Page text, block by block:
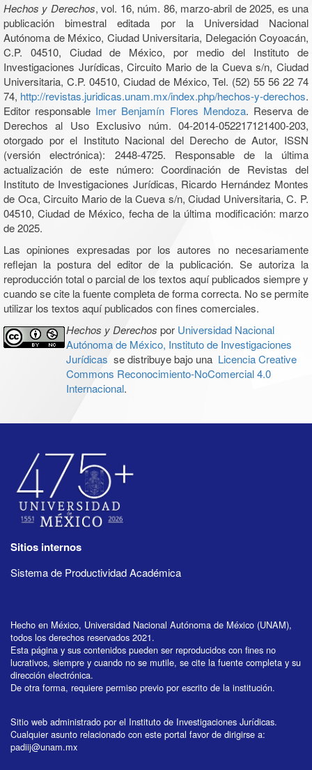
Hechos y Derechos, vol. 16, núm. 86, marzo-abril de 2025, es una
publicación bimestral editada por la Universidad Nacional
Autónoma de México, Ciudad Universitaria, Delegación Coyoacán,
C.P. 04510, Ciudad de México, por medio del Instituto de
Investigaciones Jurídicas, Circuito Mario de la Cueva s/n, Ciudad
Universitaria, C.P. 04510, Ciudad de México, Tel. (52) 55 56 22 74
74, http://revistas.juridicas.unam.mx/index.php/hechos-y-derechos.
Editor responsable Imer Benjamín Flores Mendoza. Reserva de
Derechos al Uso Exclusivo núm. 04-2014-052217121400-203,
otorgado por el Instituto Nacional del Derecho de Autor, ISSN
(versión electrónica): 2448-4725. Responsable de la última
actualización de este número: Coordinación de Revistas del
Instituto de Investigaciones Jurídicas, Ricardo Hernández Montes
de Oca, Circuito Mario de la Cueva s/n, Ciudad Universitaria, C. P.
04510, Ciudad de México, fecha de la última modificación: marzo
de 2025.
Las opiniones expresadas por los autores no necesariamente
reflejan la postura del editor de la publicación. Se autoriza la
reproducción total o parcial de los textos aquí publicados siempre y
cuando se cite la fuente completa de forma correcta. No se permite
utilizar los textos aquí publicados con fines comerciales.
Hechos y Derechos por Universidad Nacional
Autónoma de México, Instituto de Investigaciones
Jurídicas se distribuye bajo una Licencia Creative
Commons Reconocimiento-NoComercial 4.0
Internacional.
Sitios internos
Sistema de Productividad Académica
Hecho en México, Universidad Nacional Autónoma de México (UNAM),
todos los derechos reservados 2021.
Esta página y sus contenidos pueden ser reproducidos con fines no
lucrativos, siempre y cuando no se mutile, se cite la fuente completa y su
dirección electrónica.
De otra forma, requiere permiso previo por escrito de la institución.
Sitio web administrado por el Instituto de Investigaciones Jurídicas.
Cualquier asunto relacionado con este portal favor de dirigirse a:
padiij@unam.mx